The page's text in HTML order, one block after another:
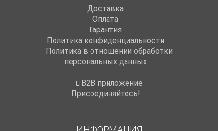
Доставка
Оплата
Гарантия
Политика конфиденциальности
Политика в отношении обработки
персональных данных
B2B приложение
Присоединяйтесь!